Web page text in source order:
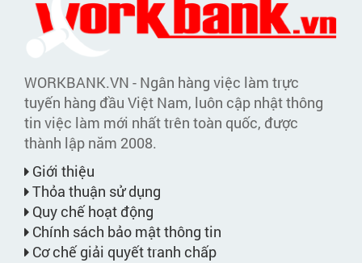
WORKBANK.VN - Ngân hàng việc làm trực
tuyến hàng đầu Việt Nam, luôn cập nhật thông
tin việc làm mới nhất trên toàn quốc, được
thành lập năm 2008.
Giới thiệu
Thỏa thuận sử dụng
Quy chế hoạt động
Chính sách bảo mật thông tin
Cơ chế giải quyết tranh chấp